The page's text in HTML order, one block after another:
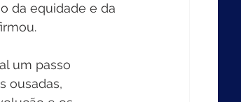
da equidade e da
um passo
ousadas,